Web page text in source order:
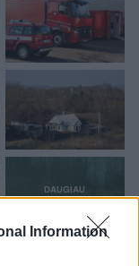
Information